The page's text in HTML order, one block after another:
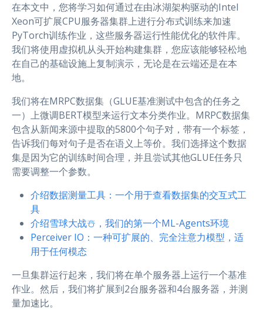
在本文中，您将学习如何通过在由冰湖架构驱动的Intel
Xeon可扩展CPU服务器集群上进行分布式训练来加速
PyTorch训练作业，这些服务器运行性能优化的软件库。
我们将使用虚拟机从头开始构建集群，您应该能够轻松地
在自己的基础设施上复制演示，无论是在云端还是在本
地。
我们将在MRPC数据集（GLUE基准测试中包含的任务之
一）上微调BERT模型来运行文本分类作业。MRPC数据集
包含从新闻来源中提取的5800个句子对，带有一个标签，
告诉我们每对句子是否在语义上等价。我们选择这个数据
集是因为它的训练时间合理，并且尝试其他GLUE任务只
需要调整一个参数。
介绍数据测量工具：一个用于查看数据集的交互式工
具
介绍雪球大战☃️，我们的第一个ML-Agents环境
Perceiver IO：一种可扩展的、完全注意力模型，适
用于任何模态
一旦集群运行起来，我们将在单个服务器上运行一个基准
作业。然后，我们将扩展到2台服务器和4台服务器，并测
量加速比。